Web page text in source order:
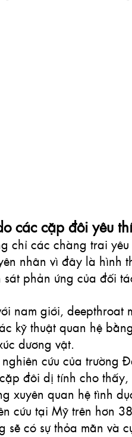
các cặp đôi yêu
chỉ các chàng trai
nhân vì đây là hình
sát phản ứng của đối
nam giới, deepthroat
kỹ thuật quan hệ
dương vật.
nghiên cứu của trường
đôi dị tính cho
xuyên quan hệ tình
cứu tại Mỹ trên hơn
sẽ có sự thỏa mãn và